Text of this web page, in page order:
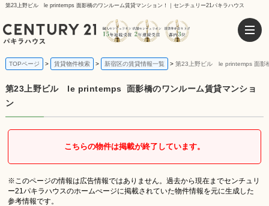
第23上野ビル le printemps 面影橋のワンルーム賃貸マンション！｜センチュリー21パキラハウス
TOPページ 賃貸物件検索 新宿区の賃貸情報一覧 第23上野ビル le printemps 面影
第23上野ビル le printemps
面影橋のワンルーム賃貸マンショ
ン
こちらの物件は掲載が終了しています。
※このページの情報は広告情報ではありません。過去から現在までセンチュリ
ー21パキラハウスのホームぺージに掲載されていた物件情報を元に生成した
参考情報です。